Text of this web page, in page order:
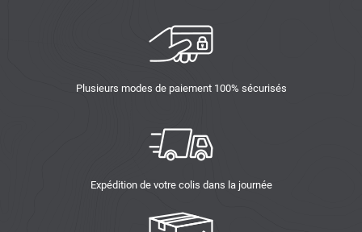
Plusieurs modes de paiement 100% sécurisés
Expédition de votre colis dans la journée